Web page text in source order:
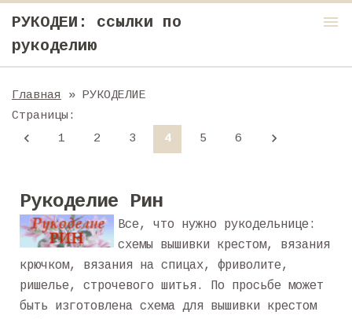
РУКОДЕИ: ссылки по
рукоделию
menu
Главная
» РУКОДЕЛИЕ
Страницы :
1
2 3 4 5 6
Рукоделие Рин
Все, что нужно рукодельнице:
схемы вышивки крестом, вязания
крючком, вязания на спицах, фриволите,
ришелье, строчевого шитья. По просьбе может
быть изготовлена схема для вышивки крестом